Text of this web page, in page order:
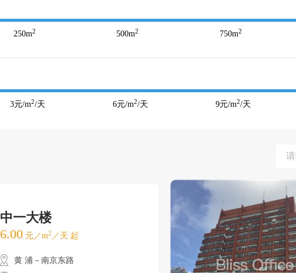
250m2 500m2 750m2
3元/m2/天 6元/m2/天 9元/m2/天
中一大楼
6.00 元／m2 ／天 起
黄 浦－南京东路